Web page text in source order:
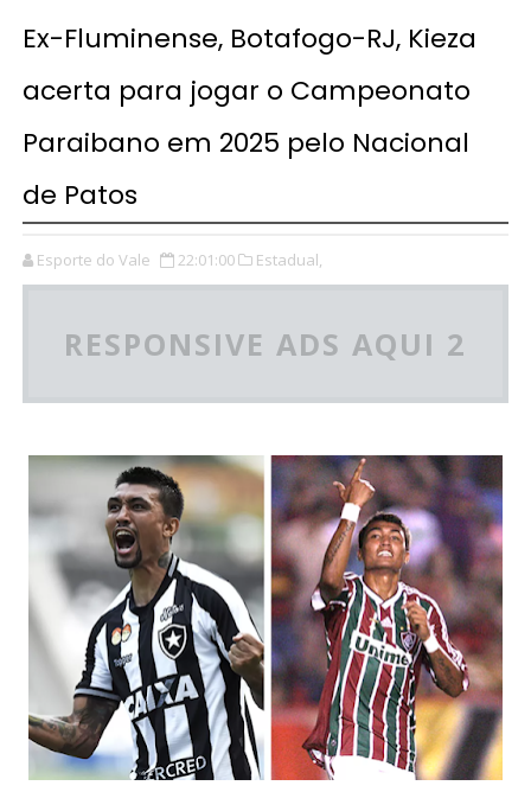
Ex-Fluminense, Botafogo-RJ, Kieza
acerta para jogar o Campeonato
Paraibano em 2025 pelo Nacional
de Patos
Esporte do Vale 22:01:00 Estadual,
RESPONSIVE ADS AQUI 2